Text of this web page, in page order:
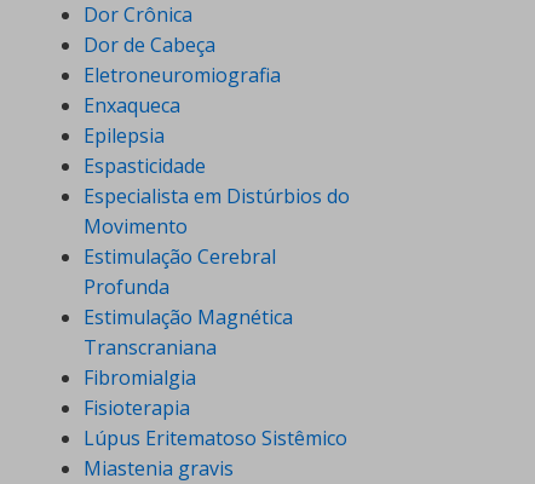
Dor Crônica
Dor de Cabeça
Eletroneuromiografia
Enxaqueca
Epilepsia
Espasticidade
Especialista em Distúrbios do
Movimento
Estimulação Cerebral
Profunda
Estimulação Magnética
Transcraniana
Fibromialgia
Fisioterapia
Lúpus Eritematoso Sistêmico
Miastenia gravis